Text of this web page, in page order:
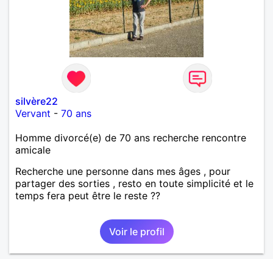
silvère22
Vervant - 70 ans
Homme divorcé(e) de 70 ans recherche rencontre
amicale
Recherche une personne dans mes âges , pour
partager des sorties , resto en toute simplicité et le
temps fera peut être le reste ??
Voir le profil